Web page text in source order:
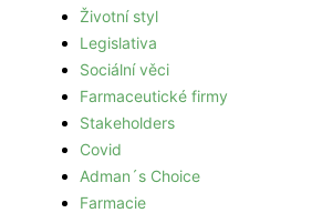
Životní styl
Legislativa
Sociální věci
Farmaceutické firmy
Stakeholders
Covid
Adman´s Choice
Farmacie